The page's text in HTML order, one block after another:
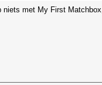
met My First